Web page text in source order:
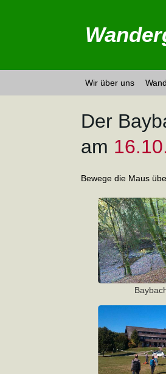
Wir über uns
Der
am
Bewege die Maus